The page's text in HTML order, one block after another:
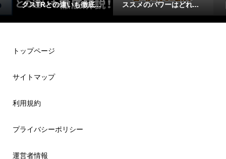
クスTRとの違いも徹底...
ススメのパワーはどれ...
トップページ
サイトマップ
利用規約
プライバシーポリシー
運営者情報